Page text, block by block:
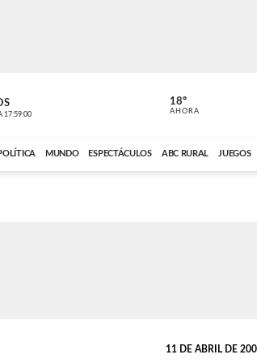
17:59:00 ABC CARDINAL
18º
AHORA
MUNDO ESPECTÁCULOS ABC RURAL JUEGOS
11 DE ABRIL DE